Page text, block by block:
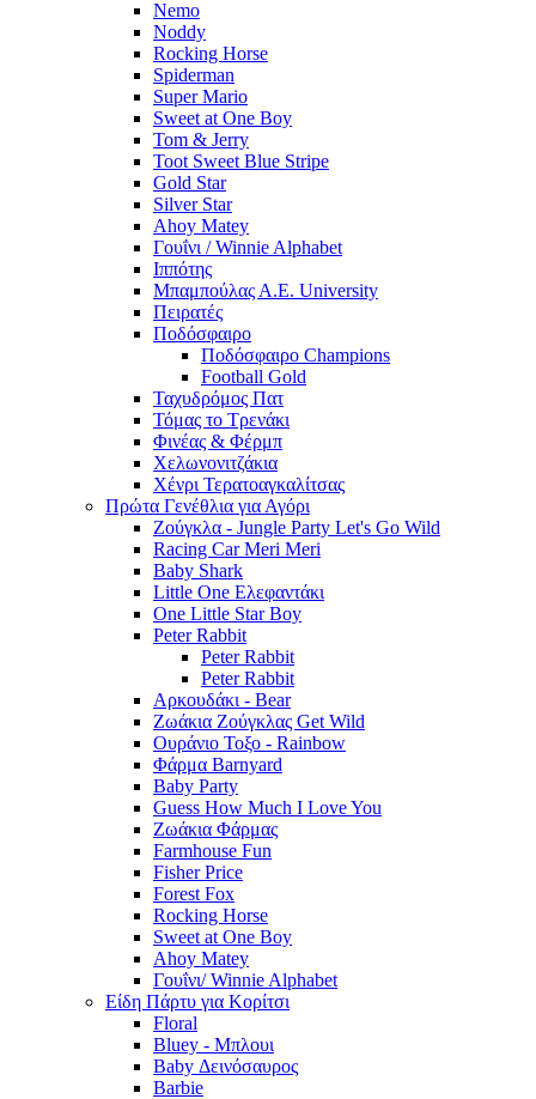
Nemo
Noddy
Rocking Horse
Spiderman
Super Mario
Sweet at One Boy
Tom & Jerry
Toot Sweet Blue Stripe
Gold Star
Silver Star
Ahoy Matey
Γουΐνι / Winnie Alphabet
Ιππότης
Μπαμπούλας Α.Ε. University
Πειρατές
Ποδόσφαιρο
Ποδόσφαιρο Champions
Football Gold
Ταχυδρόμος Πατ
Τόμας το Τρενάκι
Φινέας & Φέρμπ
Χελωνονιτζάκια
Χένρι Τερατοαγκαλίτσας
Πρώτα Γενέθλια για Αγόρι
Ζούγκλα - Jungle Party Let's Go Wild
Racing Car Meri Meri
Baby Shark
Little One Ελεφαντάκι
One Little Star Boy
Peter Rabbit
Peter Rabbit
Peter Rabbit
Αρκουδάκι - Bear
Ζωάκια Ζούγκλας Get Wild
Ουράνιο Τοξο - Rainbow
Φάρμα Barnyard
Baby Party
Guess How Much I Love You
Ζωάκια Φάρμας
Farmhouse Fun
Fisher Price
Forest Fox
Rocking Horse
Sweet at One Boy
Ahoy Matey
Γουΐνι/ Winnie Alphabet
Είδη Πάρτυ για Κορίτσι
Floral
Bluey - Μπλουι
Baby Δεινόσαυρος
Barbie